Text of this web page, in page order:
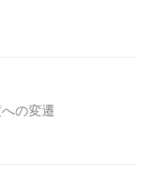
の変遷